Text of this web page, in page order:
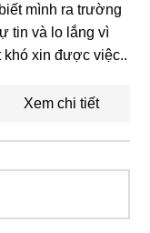
mình ra trường
tin và lo lắng vì
khó xin được việc..
Xem chi tiết